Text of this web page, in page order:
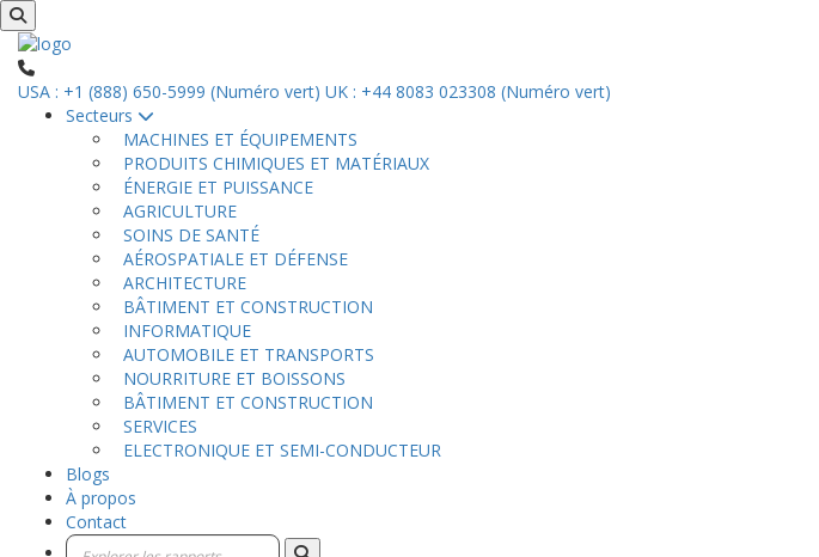
USA : +1 (888) 650-5999 (Numéro vert) UK : +44 8083 023308 (Numéro vert)
Secteurs
MACHINES ET ÉQUIPEMENTS
PRODUITS CHIMIQUES ET MATÉRIAUX
ÉNERGIE ET PUISSANCE
AGRICULTURE
SOINS DE SANTÉ
AÉROSPATIALE ET DÉFENSE
ARCHITECTURE
BÂTIMENT ET CONSTRUCTION
INFORMATIQUE
AUTOMOBILE ET TRANSPORTS
NOURRITURE ET BOISSONS
BÂTIMENT ET CONSTRUCTION
SERVICES
ELECTRONIQUE ET SEMI-CONDUCTEUR
Blogs
À propos
Contact